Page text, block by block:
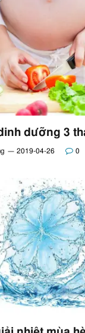
dưỡng 3
2019-04-26 0